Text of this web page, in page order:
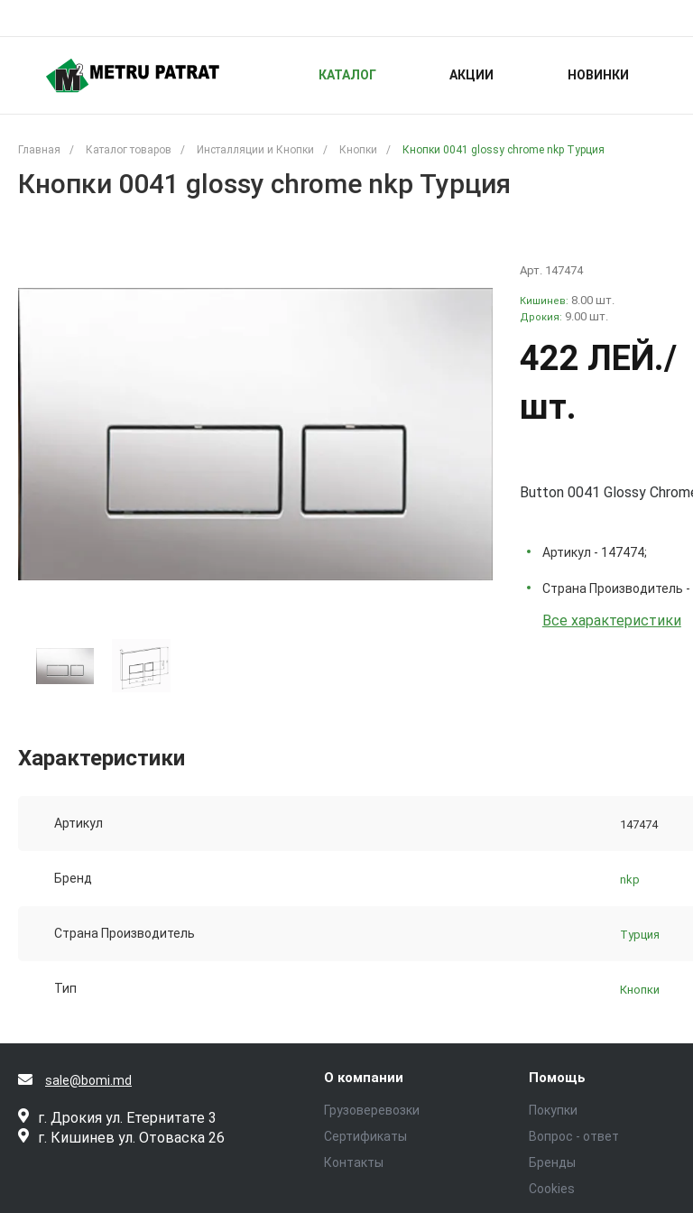
КАТАЛОГ АКЦИИ НОВИНКИ
Главная / Каталог товаров / Инсталляции и Кнопки / Кнопки / Кнопки 0041 glossy chrome nkp Турция
Кнопки 0041 glossy chrome nkp Турция
Арт. 147474
Кишинев: 8.00 шт.
Дрокия: 9.00 шт.
422 ЛЕЙ./
шт.
Button 0041 Glossy
Артикул - 147474;
Страна Производитель
Все характеристики
Характеристики
Артикул 147474
Бренд nkp
Страна Производитель Турция
Тип Кнопки
sale@bomi.md
г. Дрокия ул. Етернитате 3
г. Кишинев ул. Отоваска 26
О компании
Грузоверевозки
Сертификаты
Контакты
Помощь
Покупки
Вопрос - ответ
Бренды
Cookies